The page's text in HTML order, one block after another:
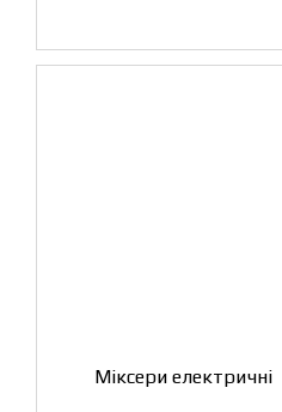
Міксери електричні